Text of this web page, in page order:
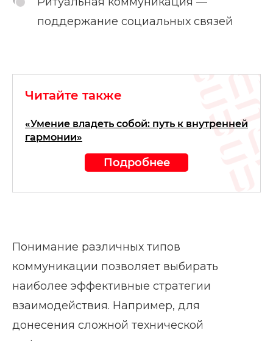
поддержание социальных связей
Читайте также
«Умение владеть собой: путь к внутренней
гармонии»
Подробнее
Понимание различных типов
коммуникации позволяет выбирать
наиболее эффективные стратегии
взаимодействия. Например, для
донесения сложной технической